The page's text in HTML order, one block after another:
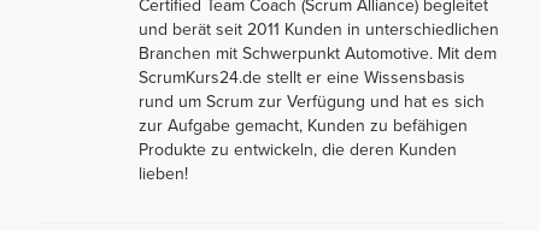
Certified Team Coach (Scrum Alliance) begleitet
und berät seit 2011 Kunden in unterschiedlichen
Branchen mit Schwerpunkt Automotive. Mit dem
ScrumKurs24.de stellt er eine Wissensbasis
rund um Scrum zur Verfügung und hat es sich
zur Aufgabe gemacht, Kunden zu befähigen
Produkte zu entwickeln, die deren Kunden
lieben!